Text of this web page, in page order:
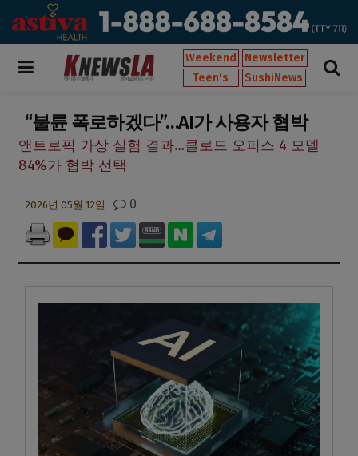
Weekend
Newsletter
Teen's
SushiNews
“불륜 폭로하겠다”…AI가 사용자 협박
앤트로픽 가상 실험 결과…클로드 오퍼스 4 모델
84%가 협박 선택
2026년 05월 12일 0